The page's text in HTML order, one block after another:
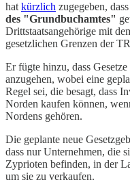
hat kürzlich zugegeben, dass
des "Grundbuchamtes"
Drittstaatsangehörige mit
gesetzlichen Grenzen der
Er fügte hinzu, dass
anzugehen, wobei eine
Regel sei, die besagt, dass
Norden kaufen können,
Nordens gehören.
Die geplante neue
dass nur Unternehmen, die
Zyprioten befinden, in der
um sie zu verkaufen.